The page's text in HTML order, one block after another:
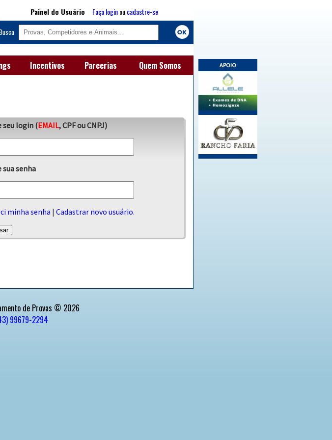
APOIO
Painel do Usuário Faça loginoucadastre-se
Incentivos Parcerias Quem Somos
seu login (EMAIL, CPF ou CNPJ)
sua senha
minha senha | Cadastrar novo usuário.
de Provas © 2026
99679-2294